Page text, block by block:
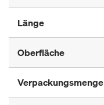
Länge
Oberfläche
Verpackungsmenge